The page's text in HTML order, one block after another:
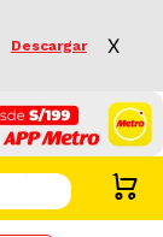
Descargar X